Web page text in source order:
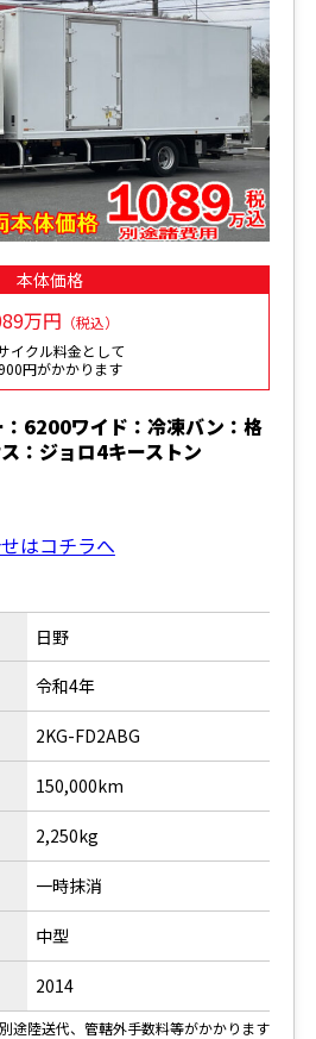
本体価格
万円 （税込）
イクル料金として
円がかかります
6200ワイド：冷凍バン：格
：ジョロ4キーストン
はコチラへ
日野
令和4年
2KG-FD2ABG
150,000km
2,250kg
一時抹消
中型
2014
途陸送代、管轄外手数料等がかかります